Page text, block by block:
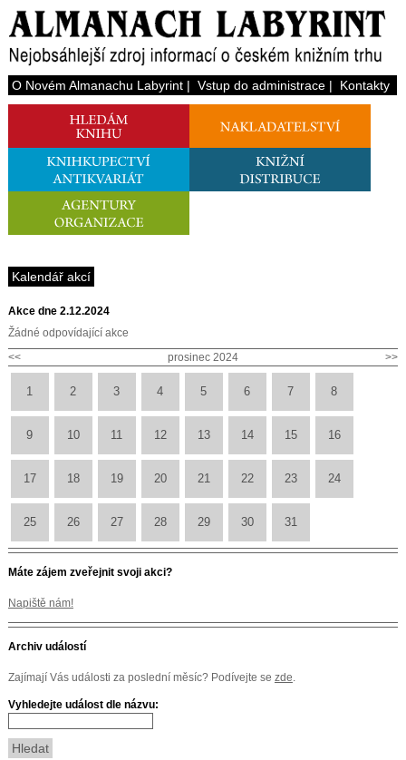
O Novém Almanachu Labyrint| Vstup do administrace| Kontakty
Kalendář akcí
Akce dne 2.12.2024
Žádné odpovídající akce
<<
>>
prosinec 2024
1 2 3 4 5 6 7 8
9 10 11 12 13 14 15 16
17 18 19 20 21 22 23 24
25 26 27 28 29 30 31
Máte zájem zveřejnit svoji akci?
Napiště nám!
Archiv událostí
Zajímají Vás události za poslední měsíc? Podívejte se zde.
Vyhledejte událost dle názvu: